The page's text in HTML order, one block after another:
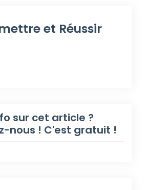
et Réussir
sur cet article ?
nous ! C'est gratuit !